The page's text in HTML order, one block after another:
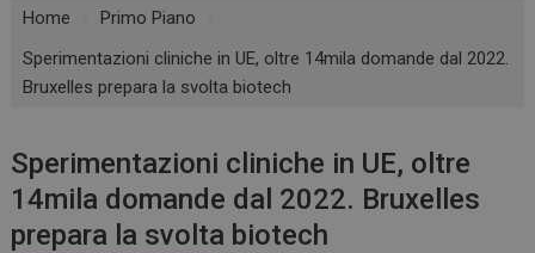
Home
Primo Piano
Sperimentazioni cliniche in UE, oltre 14mila domande dal 2022.
Bruxelles prepara la svolta biotech
Sperimentazioni cliniche in UE, oltre
14mila domande dal 2022. Bruxelles
prepara la svolta biotech